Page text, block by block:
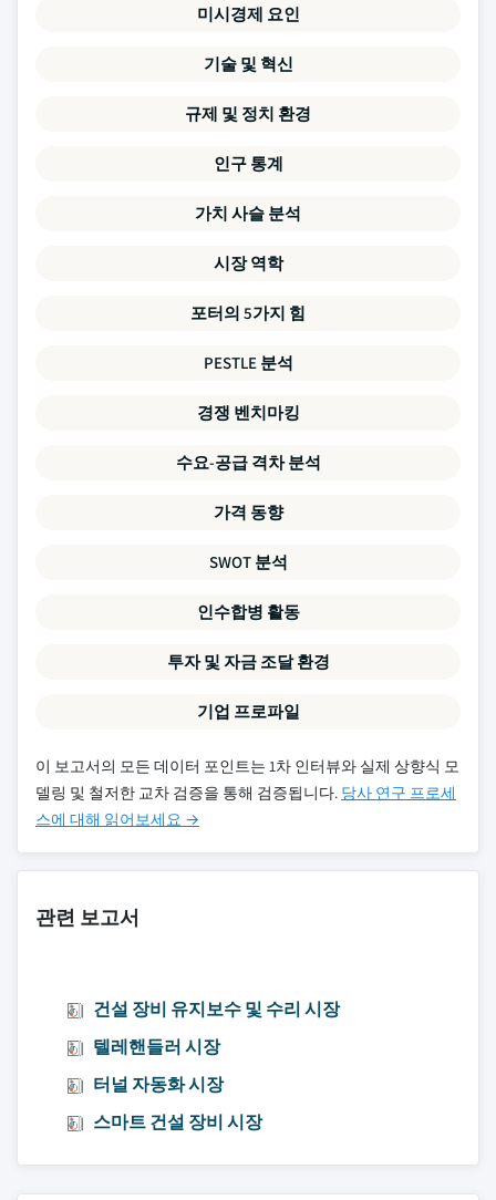
미시경제 요인
기술 및 혁신
규제 및 정치 환경
인구 통계
가치 사슬 분석
시장 역학
포터의 5가지 힘
PESTLE 분석
경쟁 벤치마킹
수요-공급 격차 분석
가격 동향
SWOT 분석
인수합병 활동
투자 및 자금 조달 환경
기업 프로파일
이 보고서의 모든 데이터 포인트는 1차 인터뷰와 실제 상향식 모
델링 및 철저한 교차 검증을 통해 검증됩니다. 당사 연구 프로세
스에 대해 읽어보세요 →
관련 보고서
건설 장비 유지보수 및 수리 시장
텔레핸들러 시장
터널 자동화 시장
스마트 건설 장비 시장